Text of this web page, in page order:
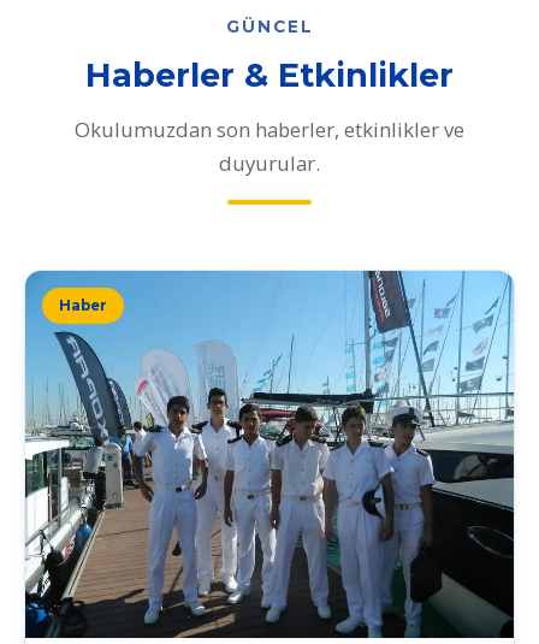
GÜNCEL
Haberler & Etkinlikler
Okulumuzdan son haberler, etkinlikler ve
duyurular.
Haber